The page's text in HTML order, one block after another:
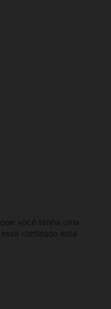
você tenha uma
conteúdo está